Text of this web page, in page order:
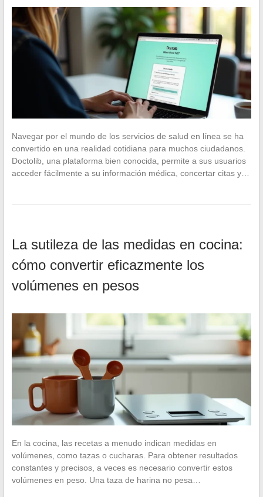
Navegar por el mundo de los servicios de salud en línea se ha
convertido en una realidad cotidiana para muchos ciudadanos.
Doctolib, una plataforma bien conocida, permite a sus usuarios
acceder fácilmente a su información médica, concertar citas y…
La sutileza de las medidas en cocina:
cómo convertir eficazmente los
volúmenes en pesos
En la cocina, las recetas a menudo indican medidas en
volúmenes, como tazas o cucharas. Para obtener resultados
constantes y precisos, a veces es necesario convertir estos
volúmenes en peso. Una taza de harina no pesa…